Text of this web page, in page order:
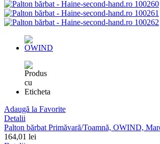
Adaugă la Favorite
Detalii
Palton bărbat Primăvară/Toamnă, OWIND,
164,01 lei